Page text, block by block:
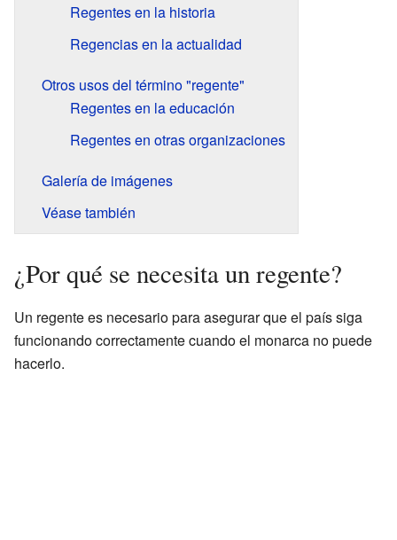
Regentes en la historia
Regencias en la actualidad
Otros usos del término "regente"
Regentes en la educación
Regentes en otras organizaciones
Galería de imágenes
Véase también
¿Por qué se necesita un regente?
Un regente es necesario para asegurar que el país siga
funcionando correctamente cuando el monarca no puede
hacerlo.